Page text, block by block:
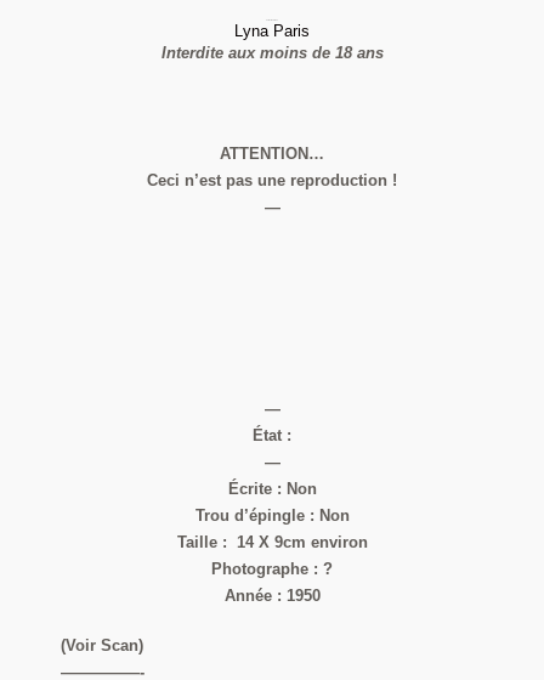
Lyna Paris
Interdite aux moins de 18 ans
ATTENTION…
Ceci n’est pas une reproduction !
—
—
État :
—
Écrite : Non
Trou d’épingle : Non
Taille : 14 X 9cm environ
Photographe : ?
Année : 1950
(Voir Scan)
—————-